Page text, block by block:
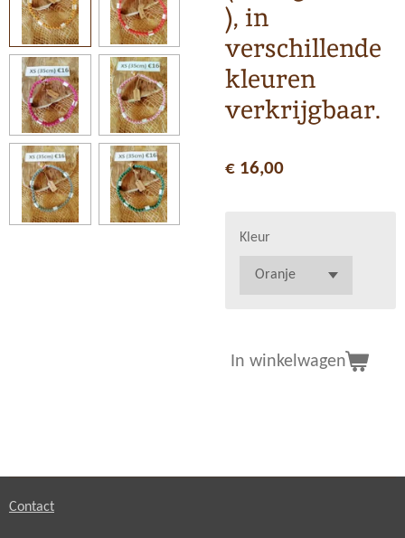
), in
verschillende
kleuren
verkrijgbaar.
€ 16,00
Kleur
In winkelwagen
Contact